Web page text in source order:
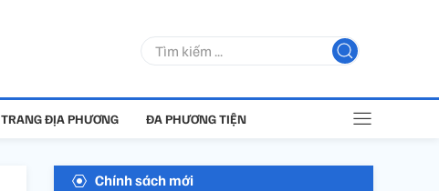
TRANG ĐỊA PHƯƠNG ĐA PHƯƠNG TIỆN
Chính sách mới